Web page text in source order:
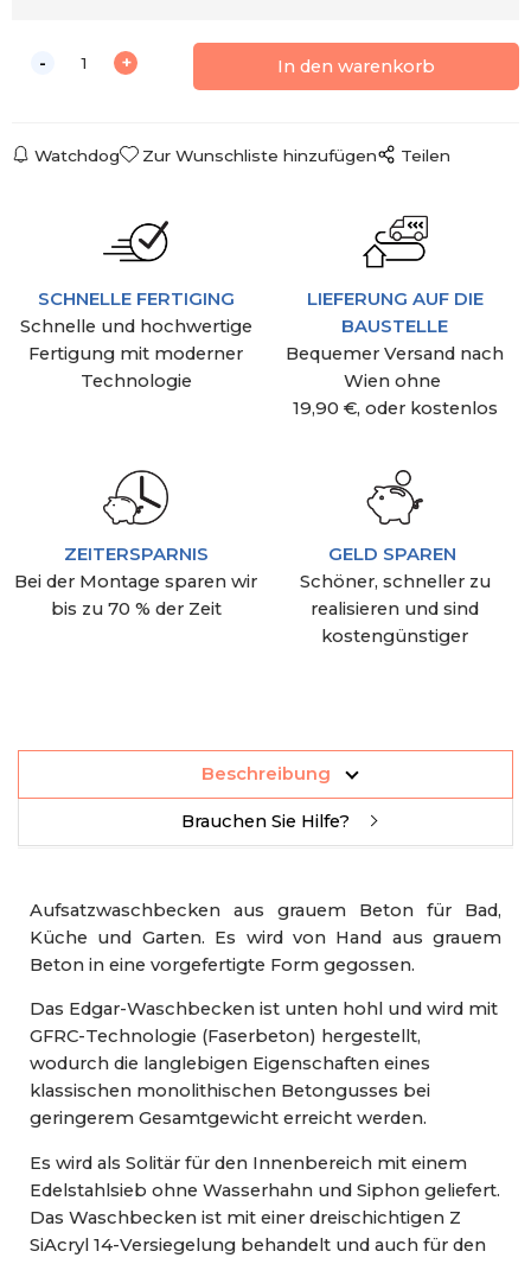
Watchdog Zur Wunschliste hinzufügen Teilen
SCHNELLE FERTIGING
Schnelle und hochwertige
Fertigung mit moderner
Technologie
LIEFERUNG AUF DIE
BAUSTELLE
Bequemer Versand nach
Wien ohne
19,90 €, oder kostenlos
ZEITERSPARNIS
Bei der Montage sparen wir
bis zu 70 % der Zeit
GELD SPAREN
Schöner, schneller zu
realisieren und sind
kostengünstiger
Beschreibung
Brauchen Sie Hilfe?
Aufsatzwaschbecken aus grauem Beton für Bad,
Küche und Garten. Es wird von Hand aus grauem
Beton in eine vorgefertigte Form gegossen.
Das Edgar-Waschbecken ist unten hohl und wird mit
GFRC-Technologie (Faserbeton) hergestellt,
wodurch die langlebigen Eigenschaften eines
klassischen monolithischen Betongusses bei
geringerem Gesamtgewicht erreicht werden.
Es wird als Solitär für den Innenbereich mit einem
Edelstahlsieb ohne Wasserhahn und Siphon geliefert.
Das Waschbecken ist mit einer dreischichtigen Z
SiAcryl 14-Versiegelung behandelt und auch für den